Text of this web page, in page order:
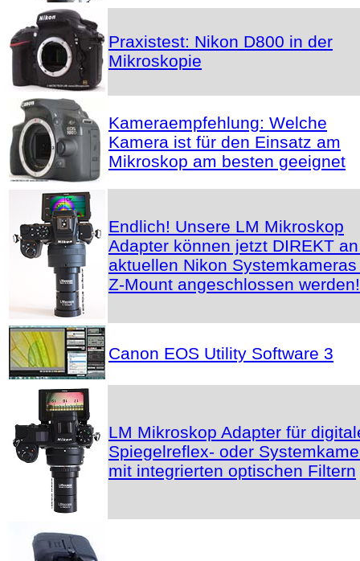
Praxistest: Nikon D800 in der
Mikroskopie
Kameraempfehlung: Welche
Kamera ist für den Einsatz am
Mikroskop am besten geeignet
Endlich! Unsere LM Mikroskop
Adapter können jetzt DIREKT
aktuellen Nikon
Z-Mount angeschlossen werden!
Canon EOS Utility Software 3
LM Mikroskop Adapter für
Spiegelreflex- oder
mit integrierten optischen Filtern